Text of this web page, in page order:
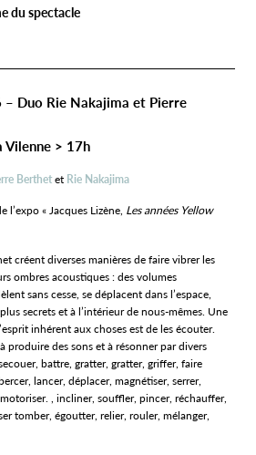
du spectacle
Duo Rie Nakajima et Pierre
Vilenne > 17h
Berthet et Rie Nakajima
l’expo « Jacques Lizène, Les années Yellow
créent diverses manières de faire vibrer les
ombres acoustiques : des volumes
sans cesse, se déplacent dans l’espace,
secrets et à l’intérieur de nous-mêmes. Une
inhérent aux choses est de les écouter.
produire des sons et à résonner par divers
battre, gratter, gratter, griffer, faire
lancer, déplacer, magnétiser, serrer,
, incliner, souffler, pincer, réchauffer,
tomber, égoutter, relier, rouler, mélanger,